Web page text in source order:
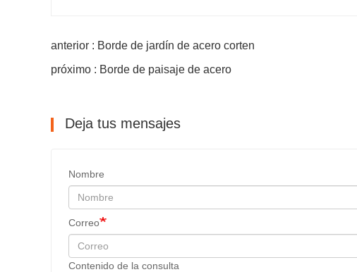
anterior : Borde de jardín de acero corten
próximo : Borde de paisaje de acero
Deja tus mensajes
Nombre
Correo
Contenido de la consulta